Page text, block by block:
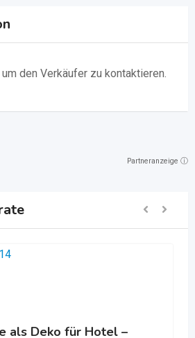
um den Verkäufer zu kontaktieren.
Partneranzeige ⓘ
als Deko für Hotel –